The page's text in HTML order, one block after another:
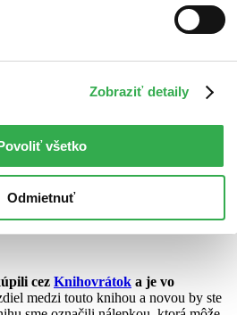
Zobraziť detaily
všetko
Odmietnuť
nedalo postaviť. Ale kde
Staviteľská príručka Minecraft
návodmi od staviteľských majstrov...
cez Knihovrátok a je vo
medzi touto knihou a novou by ste